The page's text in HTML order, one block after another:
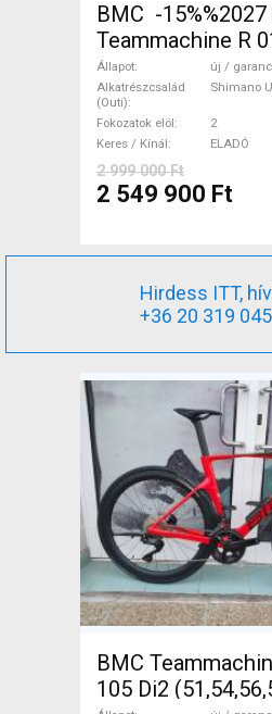
BMC -15%%2027
Teammachine R
(56,58) Országúti
Ultegra Di2
garanciával ELADÓ
Állapot
új /
Alkatrészcsalád
(Outi)
Shimano
Fokozatok elöl
2
Keres / Kínál
ELADÓ
2 999 000 Ft
2 549 900 Ft
Hirdess ITT,
+36 20 319
BMC
105 Di2